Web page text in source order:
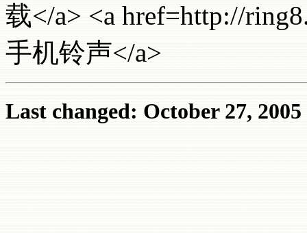
载</a> <a href=http://
手机铃声</a>
Last changed: October 27, 2005